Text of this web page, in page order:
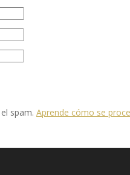
spam. Aprende cómo se